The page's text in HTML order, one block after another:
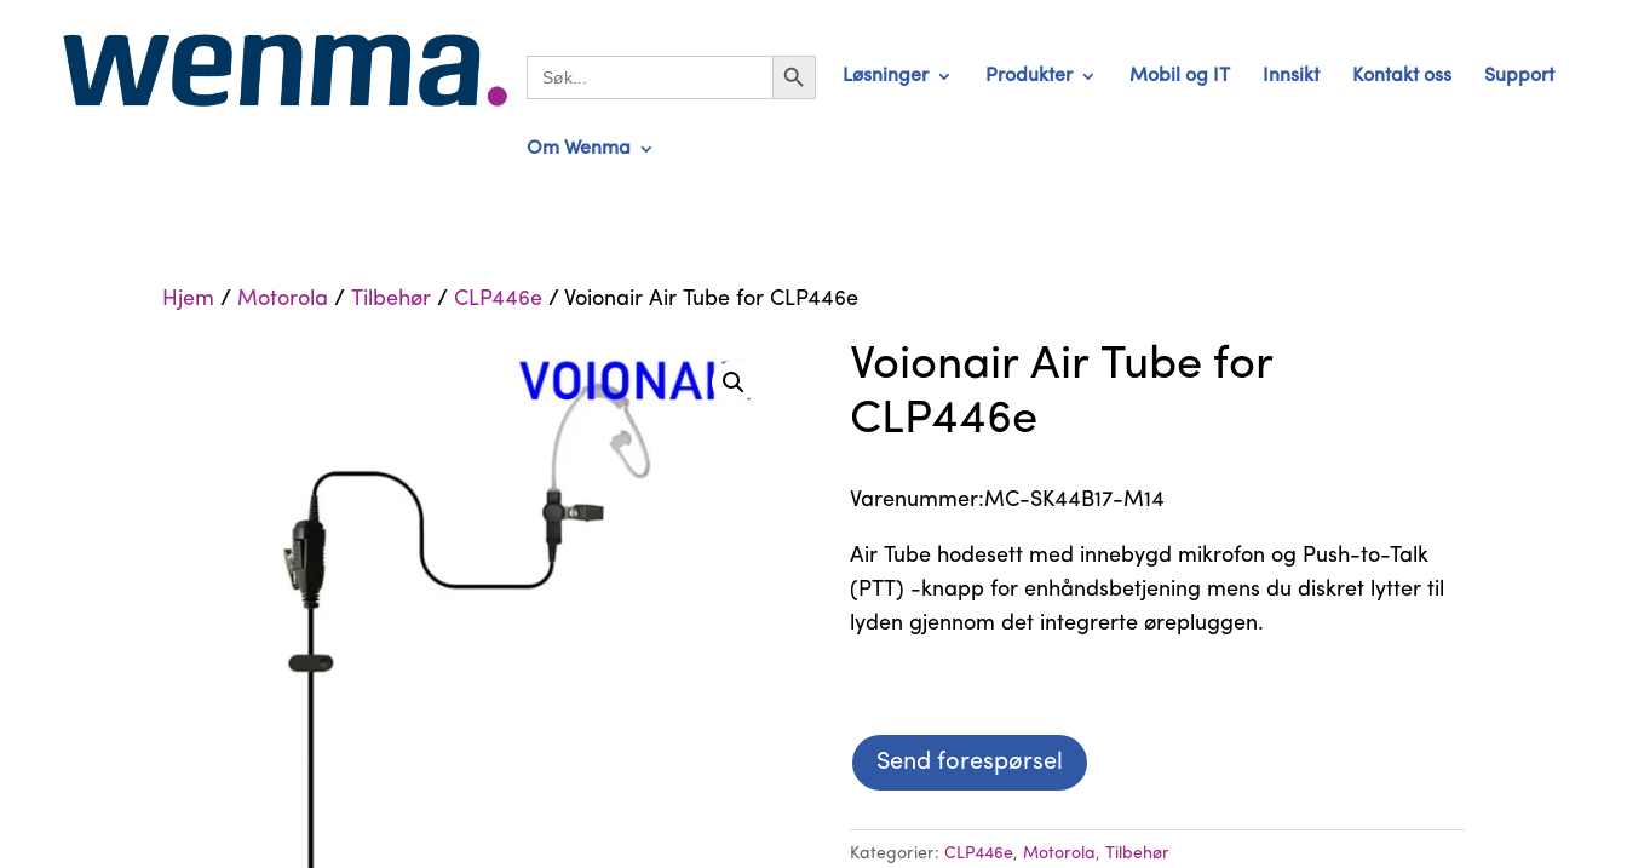
Search
for:
Search Button
Løsninger Produkter Mobil og IT Innsikt Kontakt oss Support
Om Wenma
Hjem / Motorola /Tilbehør / CLP446e / Voionair Air Tube for CLP446e
Voionair Air Tube for
CLP446e
Varenummer:MC-SK44B17-M14
Air Tube hodesett med innebygd mikrofon og Push-to-Talk
(PTT) -knapp for enhåndsbetjening mens du diskret lytter til
lyden gjennom det integrerte ørepluggen.
Send forespørsel
Kategorier: CLP446e, Motorola, Tilbehør